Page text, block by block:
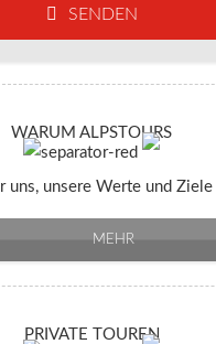
SENDEN
WARUM ALPSTOURS
uns, unsere Werte und Ziele
MEHR
PRIVATE TOUREN